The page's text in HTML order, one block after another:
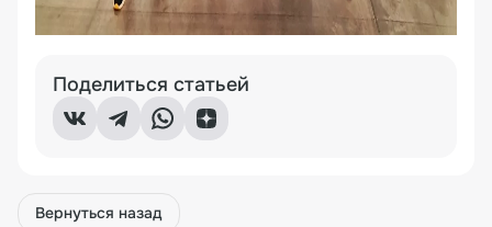
Поделиться статьей
Вернуться назад